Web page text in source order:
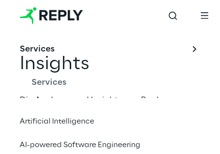
Services
Services
Artificial Intelligence
AI-powered Software Engineering
Insights
Die Analysen und Insights von Reply
neuesten Innovationstrends.